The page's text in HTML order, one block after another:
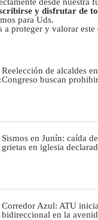
y disfrutar de
para Uds.
a proteger y valorar este
Reelección de alcaldes
Congreso buscan
Sismos en Junín: caída
grietas en iglesia
Corredor Azul: ATU
bidireccional en la